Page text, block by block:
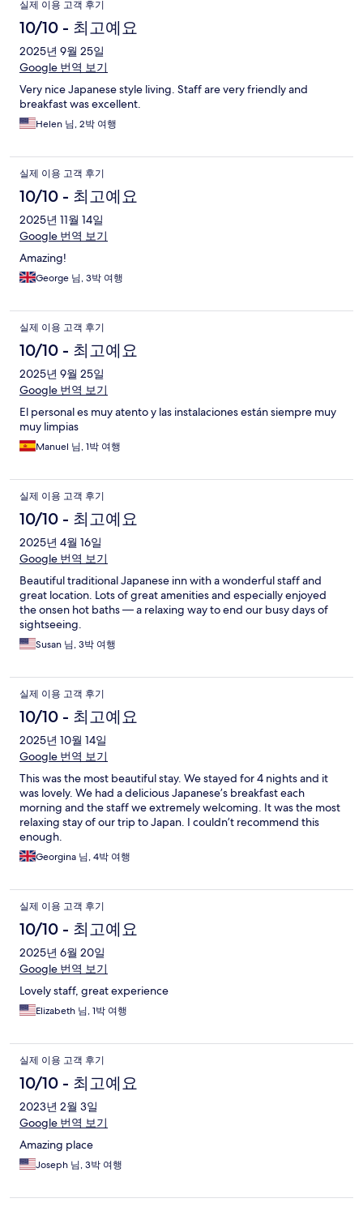
실제 이용 고객 후기
10/10 - 최고예요
2025년 9월 25일
Google 번역 보기
Very nice Japanese style living. Staff are very friendly and
breakfast was excellent.
Helen 님, 2박 여행
실제 이용 고객 후기
10/10 - 최고예요
2025년 11월 14일
Google 번역 보기
Amazing!
George 님, 3박 여행
실제 이용 고객 후기
10/10 - 최고예요
2025년 9월 25일
Google 번역 보기
El personal es muy atento y las instalaciones están siempre muy
muy limpias
Manuel 님, 1박 여행
실제 이용 고객 후기
10/10 - 최고예요
2025년 4월 16일
Google 번역 보기
Beautiful traditional Japanese inn with a wonderful staff and
great location. Lots of great amenities and especially enjoyed
the onsen hot baths — a relaxing way to end our busy days of
sightseeing.
Susan 님, 3박 여행
실제 이용 고객 후기
10/10 - 최고예요
2025년 10월 14일
Google 번역 보기
This was the most beautiful stay. We stayed for 4 nights and it
was lovely. We had a delicious Japanese’s breakfast each
morning and the staff we extremely welcoming. It was the most
relaxing stay of our trip to Japan. I couldn’t recommend this
enough.
Georgina 님, 4박 여행
실제 이용 고객 후기
10/10 - 최고예요
2025년 6월 20일
Google 번역 보기
Lovely staff, great experience
Elizabeth 님, 1박 여행
실제 이용 고객 후기
10/10 - 최고예요
2023년 2월 3일
Google 번역 보기
Amazing place
Joseph 님, 3박 여행